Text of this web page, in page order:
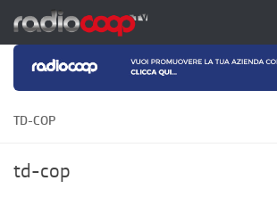
Salta al contenuto
TD-COP
td-cop